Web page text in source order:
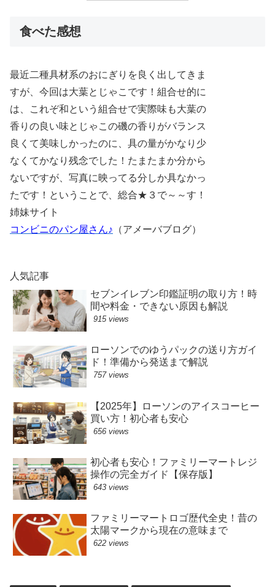
食べた感想
最近二種具材系のおにぎりを良く出してきま
すが、今回は大葉とじゃこです！組合せ的に
は、これぞ和という組合せで実際味も大葉の
香りの良い味とじゃこの磯の香りがバランス
良くて美味しかったのに、具の量がかなり少
なくてかなり残念でした！たまたまか分から
ないですが、写真に映ってる分しか具なかっ
たです！ということで、総合★３で～～す！
姉妹サイト
コンビニのパン屋さん♪ （アメーバブログ）
人気記事
セブンイレブン印鑑証明の取り方！時
間や料金・できない原因も解説
915 views
ローソンでのゆうパックの送り方ガイ
ド！準備から発送まで解説
757 views
【2025年】ローソンのアイスコーヒー
買い方！初心者も安心
656 views
初心者も安心！ファミリーマートレジ
操作の完全ガイド【保存版】
643 views
ファミリーマートロゴ歴代全史！昔の
太陽マークから現在の意味まで
622 views